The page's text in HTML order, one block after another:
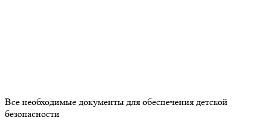
Все необходимые документы для обеспечения детской
безопасности